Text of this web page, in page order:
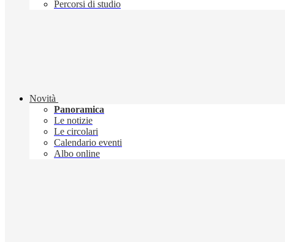
Percorsi di studio
Novità
Panoramica
Le notizie
Le circolari
Calendario eventi
Albo online